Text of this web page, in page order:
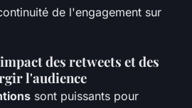
de l'engagement sur
des retweets et des
l'audience
sont puissants pour